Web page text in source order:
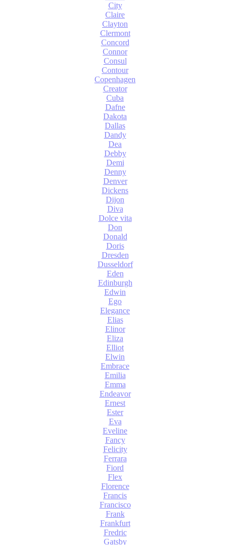
City
Claire
Clayton
Clermont
Concord
Connor
Consul
Contour
Copenhagen
Creator
Cuba
Dafne
Dakota
Dallas
Dandy
Dea
Debby
Demi
Denny
Denver
Dickens
Dijon
Diva
Dolce vita
Don
Donald
Doris
Dresden
Dusseldorf
Eden
Edinburgh
Edwin
Ego
Elegance
Elias
Elinor
Eliza
Elliot
Elwin
Embrace
Emilia
Emma
Endeavor
Ernest
Ester
Eva
Eveline
Fancy
Felicity
Ferrara
Fiord
Flex
Florence
Francis
Francisco
Frank
Frankfurt
Fredric
Gatsby